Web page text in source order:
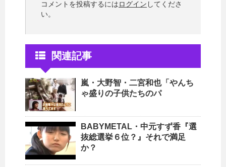
コメントを投稿するにはログイン してくださ
い。
関連記事
嵐・大野智・二宮和也「やんち
ゃ盛りの子供たちのパ
BABYMETAL・中元すず香『選
抜総選挙６位？』それで満足
か？